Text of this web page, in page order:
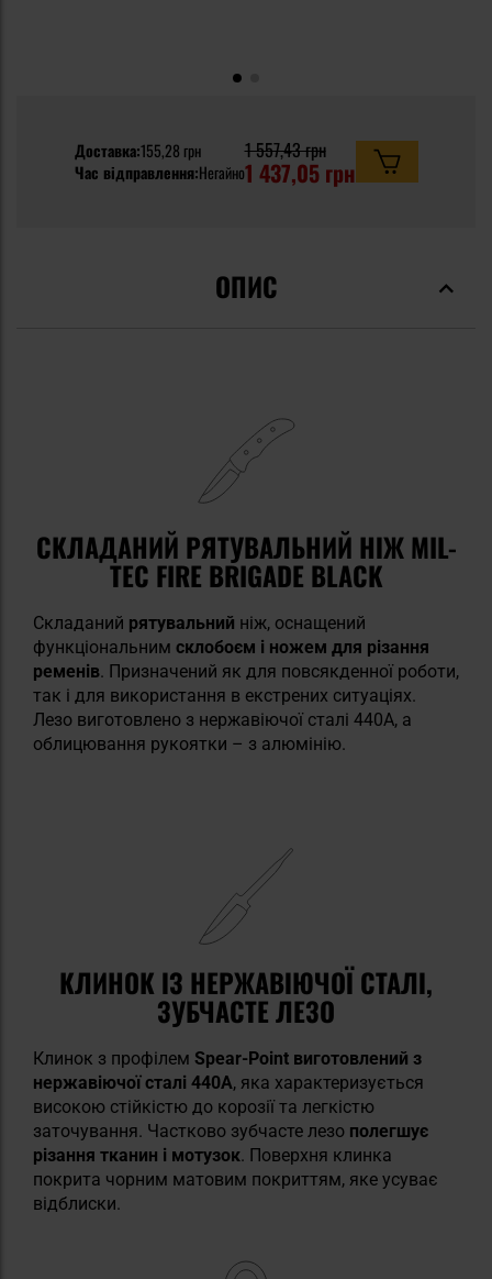
Доставка:155,28 грн
Час відправлення:Негайно
1 557,43 грн
1 437,05 грн
ОПИС
СКЛАДАНИЙ РЯТУВАЛЬНИЙ НІЖ MIL-
TEC FIRE BRIGADE BLACK
Складаний рятувальний ніж, оснащений
функціональним склобоєм і ножем для різання
ременів. Призначений як для повсякденної роботи,
так і для використання в екстрених ситуаціях.
Лезо виготовлено з нержавіючої сталі 440A, а
облицювання рукоятки – з алюмінію.
КЛИНОК ІЗ НЕРЖАВІЮЧОЇ СТАЛІ,
ЗУБЧАСТЕ ЛЕЗО
Клинок з профілем Spear-Point виготовлений з
нержавіючої сталі 440A, яка характеризується
високою стійкістю до корозії та легкістю
заточування. Частково зубчасте лезо полегшує
різання тканин і мотузок. Поверхня клинка
покрита чорним матовим покриттям, яке усуває
відблиски.